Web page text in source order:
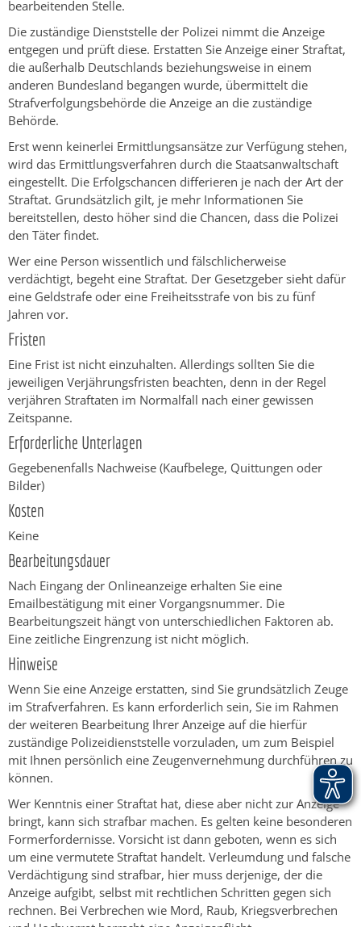
bearbeitenden Stelle.
Die zuständige Dienststelle der Polizei nimmt die Anzeige
entgegen und prüft diese. Erstatten Sie Anzeige einer Straftat,
die außerhalb Deutschlands beziehungsweise in einem
anderen Bundesland begangen wurde, übermittelt die
Strafverfolgungsbehörde die Anzeige an die zuständige
Behörde.
Erst wenn keinerlei Ermittlungsansätze zur Verfügung stehen,
wird das Ermittlungsverfahren durch die Staatsanwaltschaft
eingestellt. Die Erfolgschancen differieren je nach der Art der
Straftat. Grundsätzlich gilt, je mehr Informationen Sie
bereitstellen, desto höher sind die Chancen, dass die Polizei
den Täter findet.
Wer eine Person wissentlich und fälschlicherweise
verdächtigt, begeht eine Straftat. Der Gesetzgeber sieht dafür
eine Geldstrafe oder eine Freiheitsstrafe von bis zu fünf
Jahren vor.
Fristen
Eine Frist ist nicht einzuhalten. Allerdings sollten Sie die
jeweiligen Verjährungsfristen beachten, denn in der Regel
verjähren Straftaten im Normalfall nach einer gewissen
Zeitspanne.
Erforderliche Unterlagen
Gegebenenfalls Nachweise (Kaufbelege, Quittungen oder
Bilder)
Kosten
Keine
Bearbeitungsdauer
Nach Eingang der Onlineanzeige erhalten Sie eine
Emailbestätigung mit einer Vorgangsnummer. Die
Bearbeitungszeit hängt von unterschiedlichen Faktoren ab.
Eine zeitliche Eingrenzung ist nicht möglich.
Hinweise
Wenn Sie eine Anzeige erstatten, sind Sie grundsätzlich Zeuge
im Strafverfahren. Es kann erforderlich sein, Sie im Rahmen
der weiteren Bearbeitung Ihrer Anzeige auf die hierfür
zuständige Polizeidienststelle vorzuladen, um zum Beispiel
mit Ihnen persönlich eine Zeugenvernehmung durchführen zu
können.
Wer Kenntnis einer Straftat hat, diese aber nicht zur Anzeige
bringt, kann sich strafbar machen. Es gelten keine besonderen
Formerfordernisse. Vorsicht ist dann geboten, wenn es sich
um eine vermutete Straftat handelt. Verleumdung und falsche
Verdächtigung sind strafbar, hier muss derjenige, der die
Anzeige aufgibt, selbst mit rechtlichen Schritten gegen sich
rechnen. Bei Verbrechen wie Mord, Raub, Kriegsverbrechen